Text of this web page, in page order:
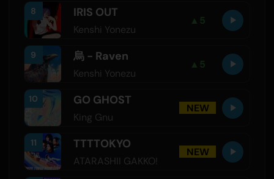
8 IRIS OUT
Kenshi Yonezu
▲ 5
9 烏 - Raven
Kenshi Yonezu
▲ 5
10 GO GHOST
King Gnu
NEW
11 TTTTOKYO
ATARASHII GAKKO!
NEW